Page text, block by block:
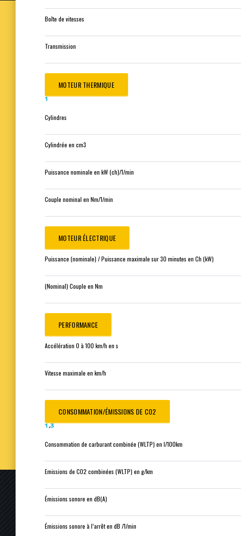
Boîte de vitesses
Transmission
MOTEUR THERMIQUE
1
Cylindres
Cylindrée en cm3
Puissance nominale en kW (ch)/1/min
Couple nominal en Nm/1/min
MOTEUR ÉLECTRIQUE
Puissance (nominale) / Puissance maximale sur 30 minutes en Ch (kW)
(Nominal) Couple en Nm
PERFORMANCE
Accélération 0 à 100 km/h en s
Vitesse maximale en km/h
CONSOMMATION/ÉMISSIONS DE CO2
1,3
Consommation de carburant combinée (WLTP) en l/100km
Emissions de CO2 combinées (WLTP) en g/km
Émissions sonore en dB(A)
Émissions sonore à l’arrêt en dB /1/min